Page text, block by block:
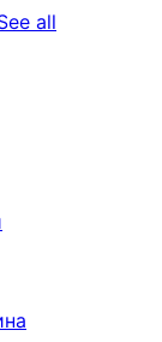
all